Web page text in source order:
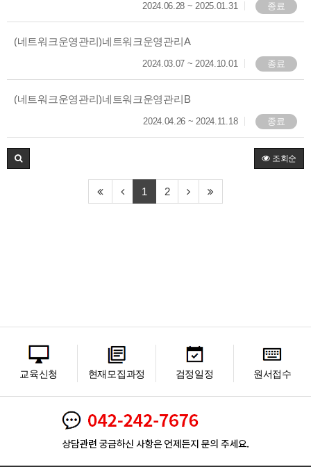
2024.06.28 ~2025.01.31 종료
(네트워크운영관리)네트워크운영관리A
2024.03.07 ~2024.10.01 종료
(네트워크운영관리)네트워크운영관리B
2024.04.26 ~2024.11.18 종료
조회순
1 2
교육신청 현재모집과정 검정일정 원서접수